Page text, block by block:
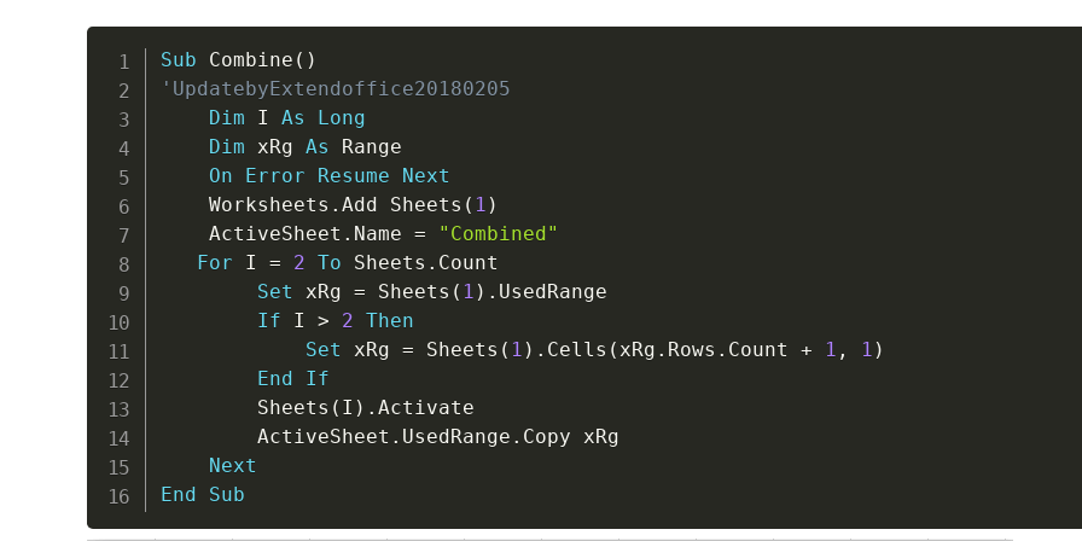
Sub Combine ( )
'UpdatebyExtendoffice20180205
Dim I As
Long
Dim xRg As Range
On
Error Resume
Next
    Worksheets
. Add Sheets ( 1 )
    ActiveSheet
. Name =
"Combined"
For I = 2 To Sheets . Count
Set xRg = Sheets ( 1 ) . UsedRange
If I > 2 Then
Set xRg = Sheets ( 1 ) . Cells ( xRg . Rows . Count + 1 , 1 )
End
If
        Sheets
( I ) . Activate
        ActiveSheet
. UsedRange . Copy xRg
Next
End
Sub